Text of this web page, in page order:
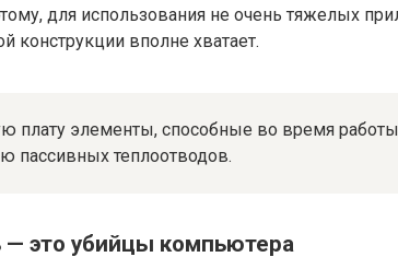
для использования не очень тяжелых
конструкции вполне хватает.
плату элементы, способные во время работы
пассивных теплоотводов.
— это убийцы компьютера